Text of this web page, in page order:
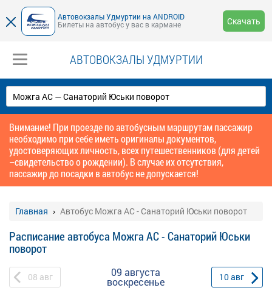
Автовокзалы Удмуртии на ANDROID
Билеты на автобус у вас в кармане
Скачать
АВТОВОКЗАЛЫ УДМУРТИИ
Внимание! При проезде по автобусным маршрутам пассажир
необходимо при себе иметь оригиналы документов,
удостоверяющих личность, всех путешественников (для детей
–свидетельство о рождении). В случае их отсутствия,
пассажир до посадки в автобус не допускается!
Главная Автобус Можга АС - Санаторий Юськи поворот
Расписание автобуса Можга АС - Санаторий Юськи
поворот
08 авг 09 августа
воскресенье 10авг